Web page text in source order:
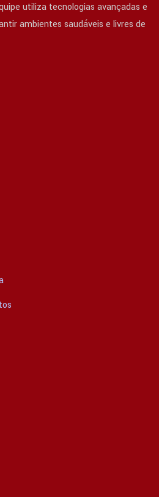
utiliza tecnologias avançadas e
ambientes saudáveis e livres de